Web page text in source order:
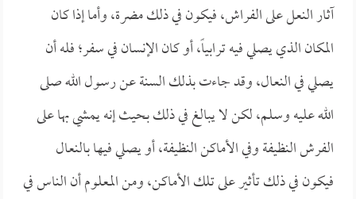
آثار النعل على الفراش، فيكون في ذلك مضرة، وأما إذا كان
المكان الذي يصلي فيه ترابياً، أو كان الإنسان في سفر؛ فله أن
يصلي في النعال، وقد جاءت بذلك السنة عن رسول الله صلى
الله عليه وسلم، لكن لا يبالغ في ذلك بحيث إنه يمشي بها على
الفرش النظيفة وفي الأماكن النظيفة، أو يصلي فيها بالنعال
فيكون في ذلك تأثير على تلك الأماكن، ومن المعلوم أن الناس في